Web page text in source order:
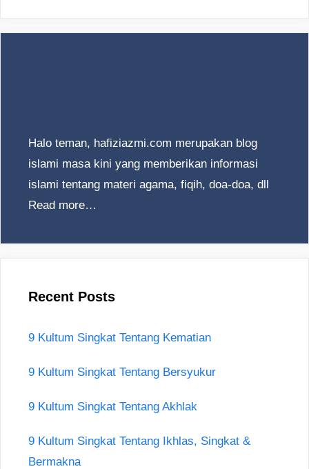
Halo teman, hafiziazmi.com merupakan blog
islami masa kini yang memberikan informasi
islami tentang materi agama, fiqih, doa-doa, dll
Read more…
Recent Posts
9 Kultum Singkat Tentang Kematian
9 Kultum Singkat Tentang Bersyukur
9 Kultum Singkat Tentang Akhlak
9 Kultum Singkat Tentang Ikhlas, Singkat &
Bermakna